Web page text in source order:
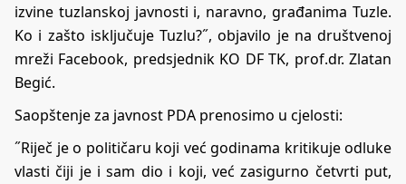
izvine tuzlanskoj javnosti i, naravno, građanima Tuzle.
Ko i zašto isključuje Tuzlu?˝, objavilo je na društvenoj
mreži Facebook, predsjednik KO DF TK, prof.dr. Zlatan
Begić.
Saopštenje za javnost PDA prenosimo u cjelosti:
˝Riječ je o političaru koji već godinama kritikuje odluke
vlasti čiji je i sam dio i koji, već zasigurno četvrti put,